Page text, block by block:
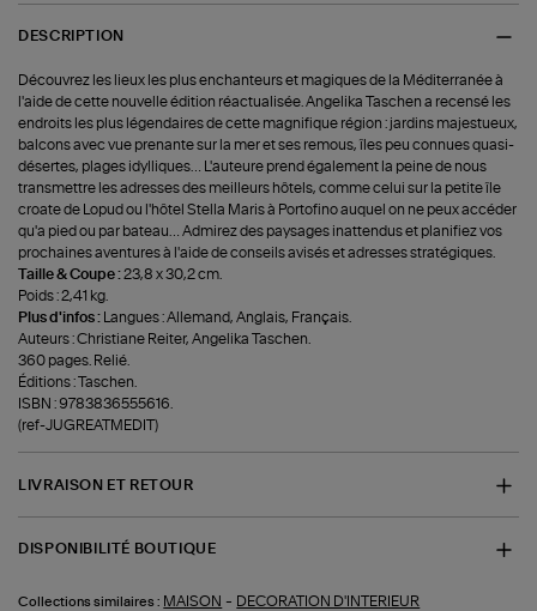
DESCRIPTION
Découvrez les lieux les plus enchanteurs et magiques de la Méditerranée à
l'aide de cette nouvelle édition réactualisée. Angelika Taschen a recensé les
endroits les plus légendaires de cette magnifique région : jardins majestueux,
balcons avec vue prenante sur la mer et ses remous, îles peu connues quasi-
désertes, plages idylliques… L'auteure prend également la peine de nous
transmettre les adresses des meilleurs hôtels, comme celui sur la petite île
croate de Lopud ou l'hôtel Stella Maris à Portofino auquel on ne peux accéder
qu'a pied ou par bateau… Admirez des paysages inattendus et planifiez vos
prochaines aventures à l'aide de conseils avisés et adresses stratégiques.
Taille & Coupe :23,8 x 30,2 cm.
Poids : 2,41 kg.
Plus d'infos :
Langues : Allemand, Anglais, Français.
Auteurs : Christiane Reiter, Angelika Taschen.
360 pages. Relié.
Éditions : Taschen.
ISBN : 9783836555616.
(ref-JUGREATMEDIT)
LIVRAISON ET RETOUR
DISPONIBILITÉ BOUTIQUE
Collections similaires : MAISON - DECORATION D'INTERIEUR